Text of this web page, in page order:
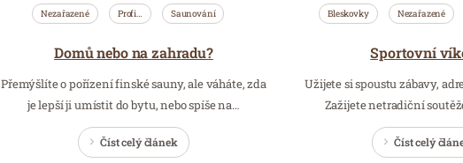
Nezařazené Profi… Saunování
Domů nebo na zahradu?
Přemýšlíte o pořízení finské sauny, ale váháte, zda
je lepší ji umístit do bytu, nebo spíše na…
Číst celý článek
Bleskovky Nezařazené
Sportovní
Užijete si spoustu zábavy,
Zažijete netradiční
Číst celý